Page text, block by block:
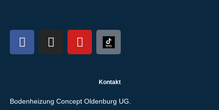
Kontakt
Bodenheizung Concept Oldenburg UG.